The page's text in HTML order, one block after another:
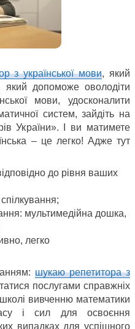
з української мови, який
який допоможе оволодіти
мови, удосконалити
систем, зайдіть на
України». І ви матимете
– це легко! Адже тут
до рівня ваших
мультимедійна дошка,
легко
шукаю репетитора з
послугами справжніх
вивченню математики
і сил для освоєння
випадках для успішного